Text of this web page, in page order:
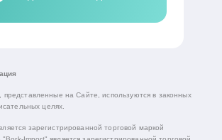
представленные на Сайте, используются в законных
целях.
зарегистрированной торговой маркой